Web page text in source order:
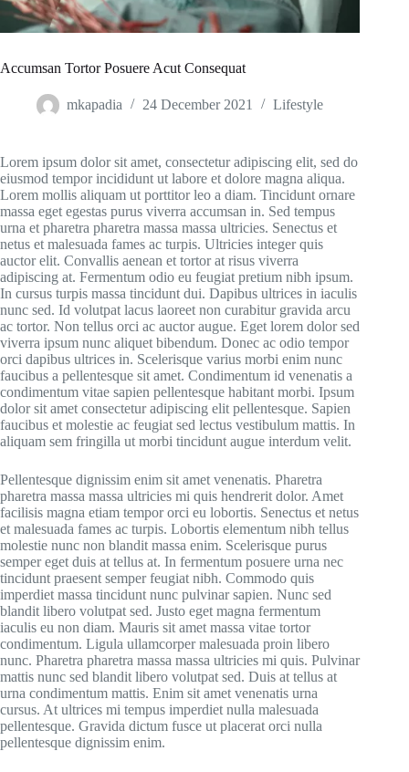
Accumsan Tortor Posuere Acut Consequat
mkapadia 24 December 2021 Lifestyle
Lorem ipsum dolor sit amet, consectetur adipiscing elit, sed do
eiusmod tempor incididunt ut labore et dolore magna aliqua.
Lorem mollis aliquam ut porttitor leo a diam. Tincidunt ornare
massa eget egestas purus viverra accumsan in. Sed tempus
urna et pharetra pharetra massa massa ultricies. Senectus et
netus et malesuada fames ac turpis. Ultricies integer quis
auctor elit. Convallis aenean et tortor at risus viverra
adipiscing at. Fermentum odio eu feugiat pretium nibh ipsum.
In cursus turpis massa tincidunt dui. Dapibus ultrices in iaculis
nunc sed. Id volutpat lacus laoreet non curabitur gravida arcu
ac tortor. Non tellus orci ac auctor augue. Eget lorem dolor sed
viverra ipsum nunc aliquet bibendum. Donec ac odio tempor
orci dapibus ultrices in. Scelerisque varius morbi enim nunc
faucibus a pellentesque sit amet. Condimentum id venenatis a
condimentum vitae sapien pellentesque habitant morbi. Ipsum
dolor sit amet consectetur adipiscing elit pellentesque. Sapien
faucibus et molestie ac feugiat sed lectus vestibulum mattis. In
aliquam sem fringilla ut morbi tincidunt augue interdum velit.
Pellentesque dignissim enim sit amet venenatis. Pharetra
pharetra massa massa ultricies mi quis hendrerit dolor. Amet
facilisis magna etiam tempor orci eu lobortis. Senectus et netus
et malesuada fames ac turpis. Lobortis elementum nibh tellus
molestie nunc non blandit massa enim. Scelerisque purus
semper eget duis at tellus at. In fermentum posuere urna nec
tincidunt praesent semper feugiat nibh. Commodo quis
imperdiet massa tincidunt nunc pulvinar sapien. Nunc sed
blandit libero volutpat sed. Justo eget magna fermentum
iaculis eu non diam. Mauris sit amet massa vitae tortor
condimentum. Ligula ullamcorper malesuada proin libero
nunc. Pharetra pharetra massa massa ultricies mi quis. Pulvinar
mattis nunc sed blandit libero volutpat sed. Duis at tellus at
urna condimentum mattis. Enim sit amet venenatis urna
cursus. At ultrices mi tempus imperdiet nulla malesuada
pellentesque. Gravida dictum fusce ut placerat orci nulla
pellentesque dignissim enim.